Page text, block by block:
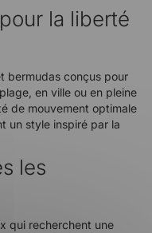
la liberté
bermudas conçus pour
en ville ou en pleine
de mouvement optimale
un style inspiré par la
les
qui recherchent une